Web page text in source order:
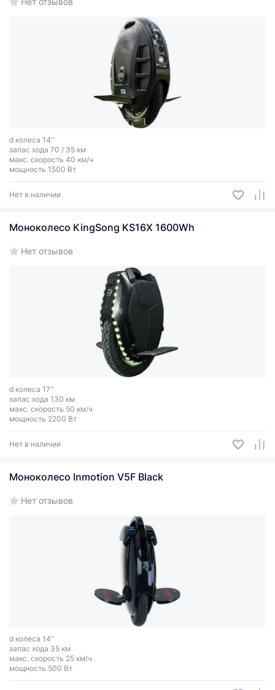
d колеса 14''
запас хода 70 / 35 км
макс. скорость 40 км/ч
мощность 1500 Вт
Нет в наличии
Моноколесо KingSong KS16X 1600Wh
Нет отзывов
d колеса 17''
запас хода 130 км
макс. скорость 50 км/ч
мощность 2200 Вт
Нет в наличии
Моноколесо Inmotion V5F Black
Нет отзывов
d колеса 14''
запас хода 35 км
макс. скорость 25 км/ч
мощность 500 Вт